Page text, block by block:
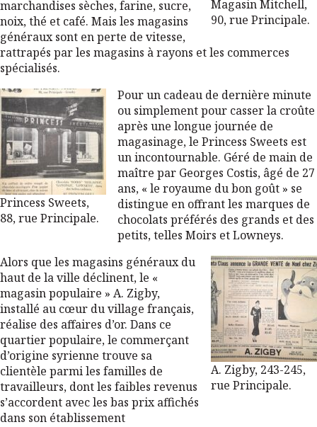
Magasin Mitchell,
90, rue Principale.
marchandises sèches, farine, sucre,
noix, thé et café. Mais les magasins
généraux sont en perte de vitesse,
rattrapés par les magasins à rayons et les commerces
spécialisés.
Princess Sweets,
88, rue Principale.
Pour un cadeau de dernière minute
ou simplement pour casser la croûte
après une longue journée de
magasinage, le Princess Sweets est
un incontournable. Géré de main de
maître par Georges Costis, âgé de 27
ans, « le royaume du bon goût » se
distingue en offrant les marques de
chocolats préférés des grands et des
petits, telles Moirs et Lowneys.
A. Zigby, 243-245,
rue Principale.
Alors que les magasins généraux du
haut de la ville déclinent, le «
magasin populaire » A. Zigby,
installé au cœur du village français,
réalise des affaires d’or. Dans ce
quartier populaire, le commerçant
d’origine syrienne trouve sa
clientèle parmi les familles de
travailleurs, dont les faibles revenus
s’accordent avec les bas prix affichés
dans son établissement